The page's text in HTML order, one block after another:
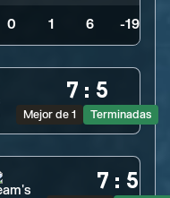
0 1 6 -19
7 : 5
Mejor de 1 Terminadas
7 : 5